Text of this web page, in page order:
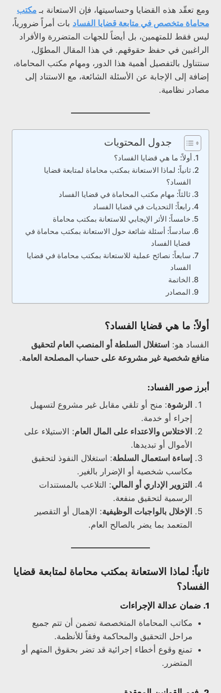
ومع تعقّد هذه القضايا وحساسيتها، فإن الاستعانة بـ مكتب
محاماة متخصص في متابعة قضايا الفساد بات أمراً ضرورياً،
ليس فقط للمتهمين، بل أيضاً للجهات المتضررة والأفراد
الراغبين في حفظ حقوقهم. في هذا المقال المطوّل،
سنتناول بالتفصيل أهمية هذا الدور، ومهام مكتب المحاماة،
إضافة إلى الإجابة عن الأسئلة الشائعة، مع الاستناد إلى
مصادر نظامية.
جدول المحتويات
أولاً: ما هي قضايا الفساد؟
ثانياً: لماذا الاستعانة بمكتب محاماة لمتابعة قضايا
الفساد؟
ثالثاً: مهام مكتب المحاماة في قضايا الفساد
رابعاً: التحديات في قضايا الفساد
خامساً: الأثر الإيجابي للاستعانة بمكتب محاماة
سادساً: أسئلة شائعة حول الاستعانة بمكتب محاماة في
قضايا الفساد
سابعاً: نصائح عملية للاستعانة بمكتب محاماة في قضايا
الفساد
الخاتمة
المصادر
أولاً: ما هي قضايا الفساد؟
الفساد هو: استغلال السلطة أو المنصب العام لتحقيق
منافع شخصية غير مشروعة على حساب المصلحة العامة.
أبرز صور الفساد:
الرشوة: منح أو تلقي مقابل غير مشروع لتسهيل
إجراء أو خدمة.
الاختلاس والاعتداء على المال العام: الاستيلاء على
الأموال أو تبديدها.
إساءة استعمال السلطة: استغلال النفوذ لتحقيق
مكاسب شخصية أو الإضرار بالغير.
التزوير الإداري أو المالي: التلاعب بالمستندات
الرسمية لتحقيق منفعة.
الإخلال بالواجبات الوظيفية: الإهمال أو التقصير
المتعمد بما يضر بالصالح العام.
ثانياً: لماذا الاستعانة بمكتب محاماة لمتابعة قضايا
الفساد؟
1. ضمان عدالة الإجراءات
مكاتب المحاماة المتخصصة تضمن أن تتم جميع
مراحل التحقيق والمحاكمة وفقاً للأنظمة.
تمنع وقوع أخطاء إجرائية قد تضر بحقوق المتهم أو
المتضرر.